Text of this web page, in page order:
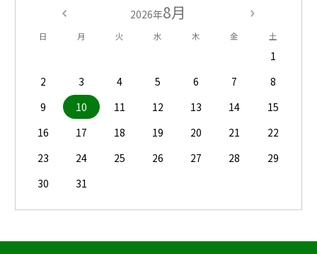
2026年8月
日 月 火 水 木 金 土
1
2
3 4 5 6 7
8
9
10 11 12 13 14
15
16
17 18 19 20 21
22
23
24 25 26 27 28
29
30
31